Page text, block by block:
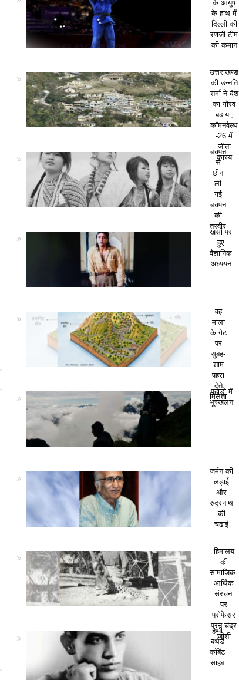
के आयुष
के हाथ में
दिल्ली की
रणजी टीम
की कमान
उत्तराखण्ड
की उन्नति
शर्मा ने देश
का गौरव
बढ़ाया,
कॉमनवेल्थ
-26 में
जीता
कांस्य
बचपन
से
छीन
ली
गई
बचपन
की
तस्वीर
खसों पर
हुए
वैज्ञानिक
अध्ययन
वह
माला
के गेट
पर
सुबह-
शाम
पहरा
देते
मिलता
पहाड़ो में
भूस्खलन
जर्मन की
लड़ाई
और
रुद्रनाथ
की
चढाई
हिमालय
की
सामाजिक-
आर्थिक
संरचना
पर
प्रोफेसर
पूरन चंद्र
जोशी
हैप्पी
बर्थडे
कॉर्बेट
साहब